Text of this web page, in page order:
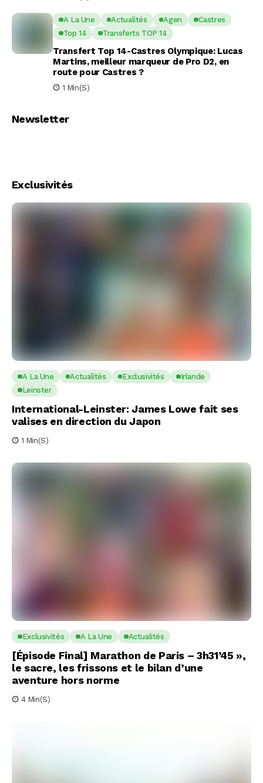
A La Une Actualités Agen
Castres
Top 14
Transferts TOP 14
Transfert Top 14-Castres Olympique: Lucas
Martins, meilleur marqueur de Pro D2, en
route pour Castres ?
1 Min(s)
Newsletter
Exclusivités
A La Une Actualités Exclusivités
Irlande
Leinster
International-Leinster: James Lowe fait ses
valises en direction du Japon
1 Min(s)
Exclusivités A La Une Actualités
[Épisode Final] Marathon de Paris – 3h31’45 »,
le sacre, les frissons et le bilan d’une
aventure hors norme
4 Min(s)